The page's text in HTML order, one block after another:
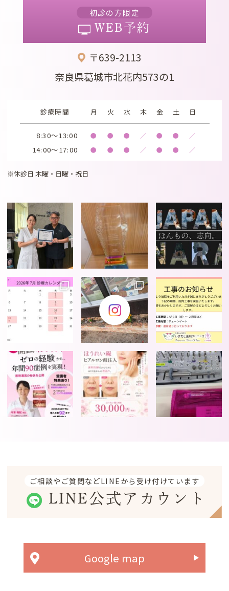
初診の方限定
WEB予約
〒639-2113
奈良県葛城市北花内573の1
診療時間 月 火 水 木 金 土 日
8:30～13:00 ● ● ● ／ ● ● ／
14:00～17:00 ● ● ● ／ ● ● ／
※休診日 木曜・日曜・祝日
ご相談やご質問などLINEから受け付けています
LINE公式アカウント
Google map